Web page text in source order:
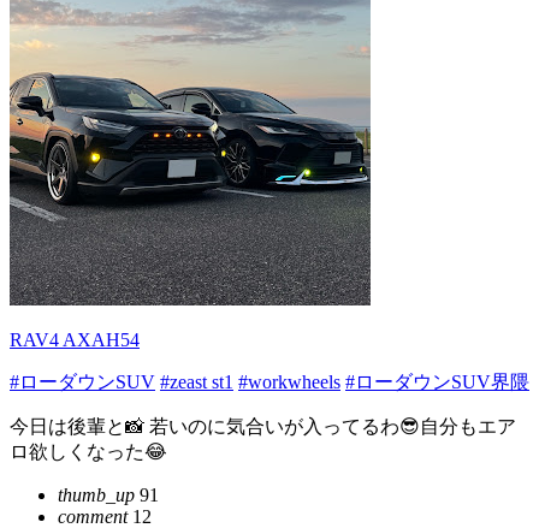
RAV4 AXAH54
#ローダウンSUV #zeast st1 #workwheels #ローダウンSUV界隈
今日は後輩と📸 若いのに気合いが入ってるわ😎自分もエア
ロ欲しくなった😂
thumb_up 91
comment12